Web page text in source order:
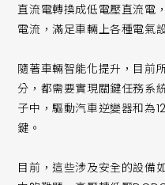
直流電轉換成低電壓直流電
電流，滿足車輛上各種電氣
隨著車輛智能化提升，目前
分，都需要實現關鍵任務系
子中，驅動汽車逆變器和為
鍵。
目前，這些涉及安全的設備